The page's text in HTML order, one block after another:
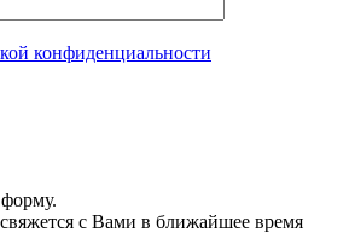
конфиденциальности
с Вами в ближайшее время